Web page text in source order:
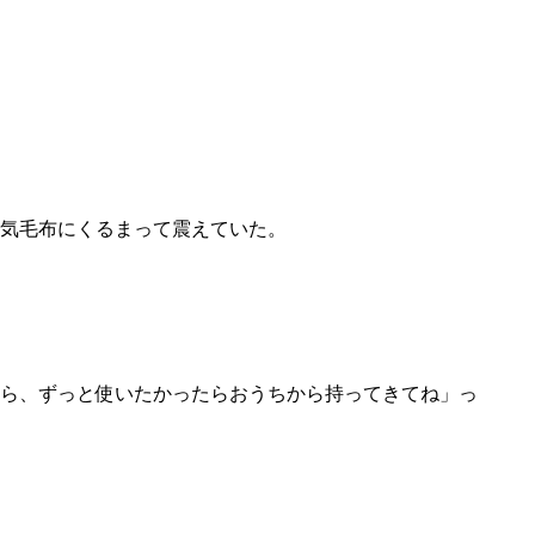
毛布にくるまって震えていた。
、ずっと使いたかったらおうちから持ってきてね」っ